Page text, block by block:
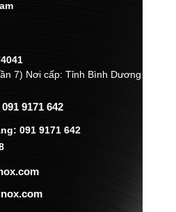
7) Nơi cấp: Tỉnh Bình Dương
091 9171 642
091 9171 642